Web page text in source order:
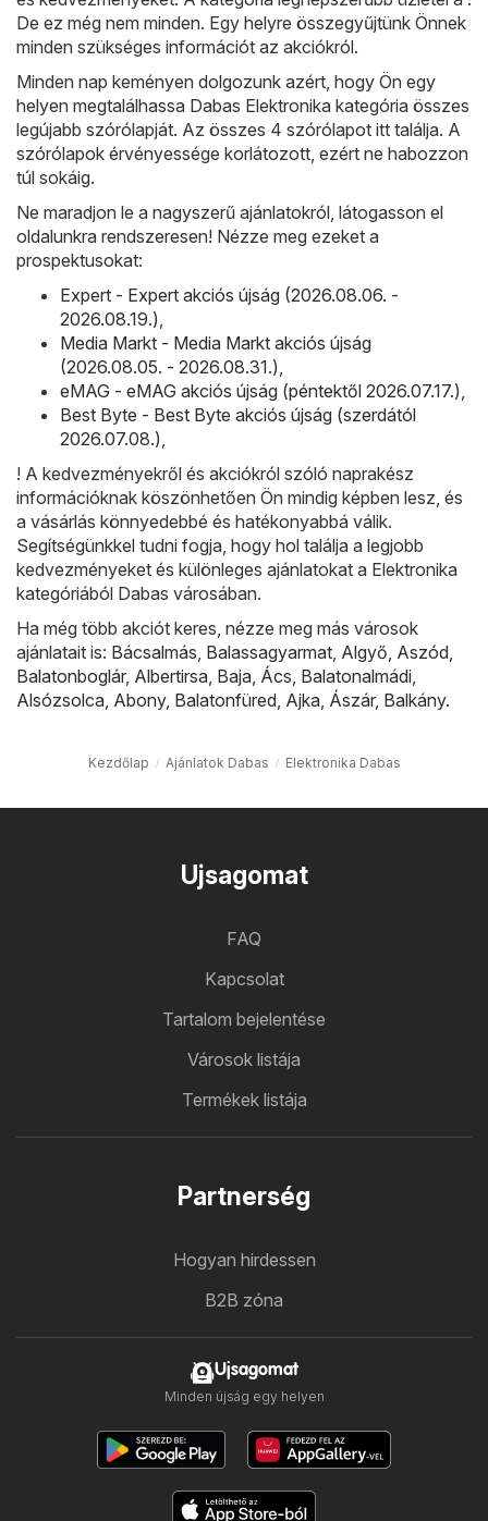
De ez még nem minden. Egy helyre összegyűjtünk Önnek
minden szükséges információt az akciókról.
Minden nap keményen dolgozunk azért, hogy Ön egy
helyen megtalálhassa Dabas Elektronika kategória összes
legújabb szórólapját. Az összes 4 szórólapot itt találja. A
szórólapok érvényessége korlátozott, ezért ne habozzon
túl sokáig.
Ne maradjon le a nagyszerű ajánlatokról, látogasson el
oldalunkra rendszeresen! Nézze meg ezeket a
prospektusokat:
Expert - Expert akciós újság (2026.08.06. -
2026.08.19.)
Media Markt - Media Markt akciós újság
(2026.08.05. - 2026.08.31.)
eMAG - eMAG akciós újság (péntektől 2026.07.17.)
Best Byte - Best Byte akciós újság (szerdától
2026.07.08.)
! A kedvezményekről és akciókról szóló naprakész
információknak köszönhetően Ön mindig képben lesz, és
a vásárlás könnyedebbé és hatékonyabbá válik.
Segítségünkkel tudni fogja, hogy hol találja a legjobb
kedvezményeket és különleges ajánlatokat a Elektronika
kategóriából Dabas városában.
Ha még több akciót keres, nézze meg más városok
ajánlatait is: Bácsalmás Balassagyarmat Algyő Aszód
Balatonboglár, Albertirsa Baja Ács Balatonalmádi
Alsózsolca Abony, Balatonfüred Ajka Ászár, Balkány.
Kezdőlap Ajánlatok Dabas Elektronika Dabas
Ujsagomat
FAQ
Kapcsolat
Tartalom bejelentése
Városok listája
Termékek listája
Partnerség
Hogyan hirdessen
B2B zóna
Ujsagomat
Minden újság egy helyen